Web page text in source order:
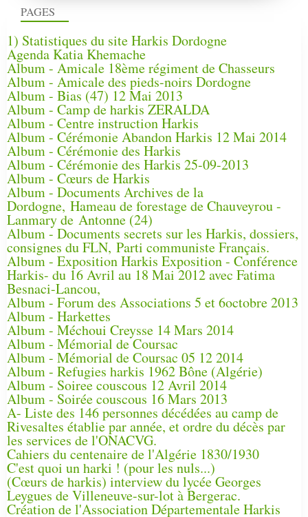
PAGES
1) Statistiques du site Harkis Dordogne
Agenda Katia Khemache
Album - Amicale 18ème régiment de Chasseurs
Album - Amicale des pieds-noirs Dordogne
Album - Bias (47) 12 Mai 2013
Album - Camp de harkis ZERALDA
Album - Centre instruction Harkis
Album - Cérémonie Abandon Harkis 12 Mai 2014
Album - Cérémonie des Harkis
Album - Cérémonie des Harkis 25-09-2013
Album - Cœurs de Harkis
Album - Documents Archives de la
Dordogne, Hameau de forestage de Chauveyrou -
Lanmary de Antonne (24)
Album - Documents secrets sur les Harkis, dossiers,
consignes du FLN, Parti communiste Français.
Album - Exposition Harkis Exposition - Conférence
Harkis- du 16 Avril au 18 Mai 2012 avec Fatima
Besnaci-Lancou,
Album - Forum des Associations 5 et 6octobre 2013
Album - Harkettes
Album - Méchoui Creysse 14 Mars 2014
Album - Mémorial de Coursac
Album - Mémorial de Coursac 05 12 2014
Album - Refugies harkis 1962 Bône (Algérie)
Album - Soiree couscous 12 Avril 2014
Album - Soirée couscous 16 Mars 2013
A- Liste des 146 personnes décédées au camp de
Rivesaltes établie par année, et ordre du décès par
les services de l'ONACVG.
Cahiers du centenaire de l'Algérie 1830/1930
C'est quoi un harki ! (pour les nuls...)
(Cœurs de harkis) interview du lycée Georges
Leygues de Villeneuve-sur-lot à Bergerac.
Création de l'Association Départementale Harkis